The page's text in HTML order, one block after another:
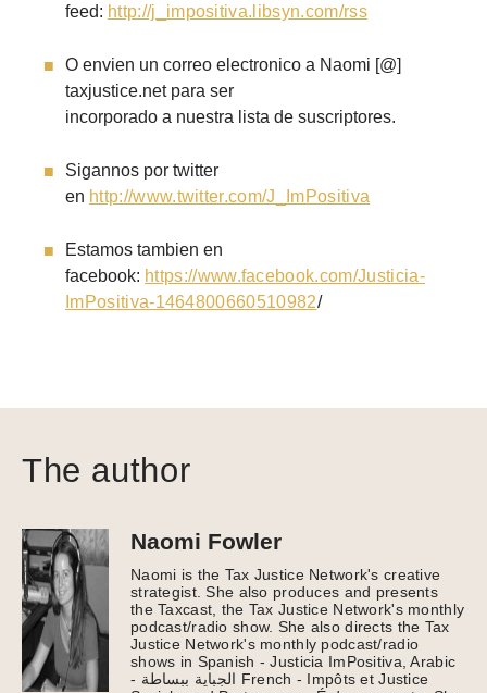
feed: http://j_impositiva.libsyn.com/rss
O envien un correo electronico a Naomi [@]
taxjustice.net para ser
incorporado a nuestra lista de suscriptores.
Sigannos por twitter
en http://www.twitter.com/J_ImPositiva
Estamos tambien en
facebook: https://www.facebook.com/Justicia-
ImPositiva-1464800660510982/
The author
Naomi Fowler
Naomi is the Tax Justice Network's creative
strategist. She also produces and presents
the Taxcast, the Tax Justice Network's monthly
podcast/radio show. She also directs the Tax
Justice Network's monthly podcast/radio
shows in Spanish - Justicia ImPositiva, Arabic
- الجباية ببساطة French - Impôts et Justice